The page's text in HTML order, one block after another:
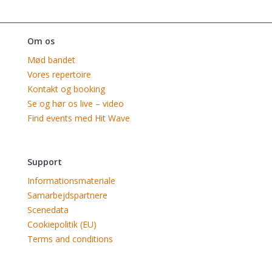
Om os
Mød bandet
Vores repertoire
Kontakt og booking
Se og hør os live – video
Find events med Hit Wave
Support
Informationsmateriale
Samarbejdspartnere
Scenedata
Cookiepolitik (EU)
Terms and conditions